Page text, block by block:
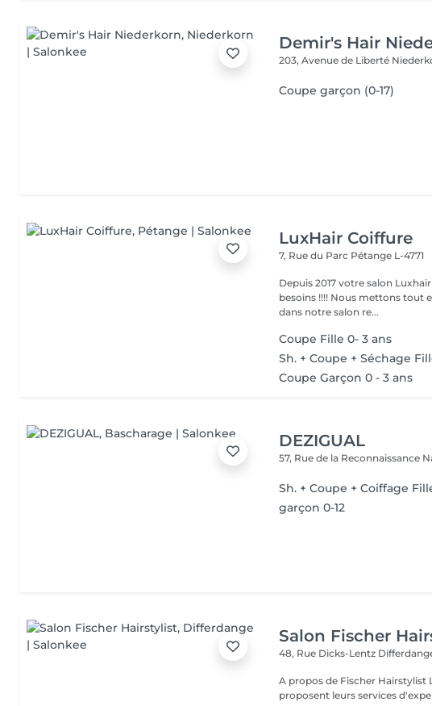
Demir's Hair
203, Avenue de Liberté
Coupe garçon (0-17)
LuxHair Coiffure
7, Rue du Parc Pétange L-4771
Depuis 2017 votre salon
besoins !!!! Nous mettons tout en oeuvre pour que votre passage
dans notre salon re...
Coupe Fille 0- 3 ans
Sh. + Coupe + Séchage
Coupe Garçon 0 - 3 ans
DEZIGUAL
57, Rue de la Reconnaissance
Sh. + Coupe + Coiffage
garçon 0-12
Salon Fischer
48, Rue Dicks-Lentz
A propos de Fischer Hairstylist Les coiffeurs Fischer Hairstylist vous
proposent leurs services